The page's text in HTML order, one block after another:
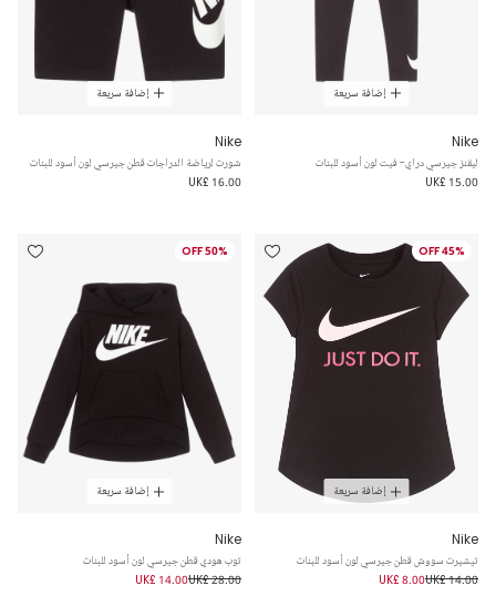
إضافة سريعة
Nike
ليقنز جيرسي دراي- فيت لون أسود للبنات
UK£ 15.00
إضافة سريعة
Nike
شورت لرياضة الدراجات قطن جيرسي لون أسود للبنات
UK£ 16.00
45% OFF
إضافة سريعة
Nike
تيشيرت سووش قطن جيرسي لون أسود للبنات
UK£ 14.00
UK£ 8.00
50% OFF
إضافة سريعة
Nike
توب هودي قطن جيرسي لون أسود للبنات
UK£ 28.00
UK£ 14.00